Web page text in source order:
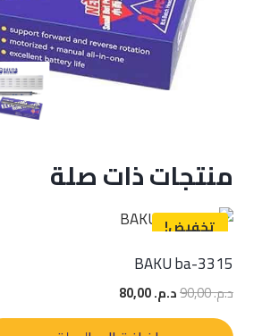
منتجات ذات صلة
تخفيض!
BAKU ba-3315
د.م.90,00
السعر
الأصلي
د.م.
الحالي